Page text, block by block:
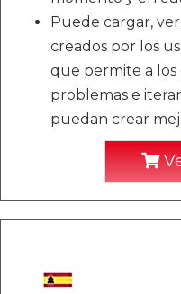
Puede cargar,
creados por los
que permite a
problemas e
puedan crear